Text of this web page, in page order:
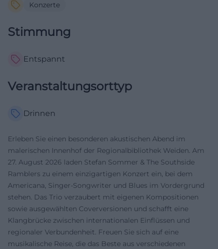
Konzerte
Stimmung
Entspannt
Veranstaltungsorttyp
Drinnen
Erleben Sie einen besonderen akustischen Abend im
malerischen Innenhof der Regionalbibliothek Weiden. Am
27. August 2026 laden Stefan Sommer & The Southside
Ramblers zu einem einzigartigen Konzert ein, bei dem
Americana, Singer-Songwriter und Blues im Vordergrund
stehen. Das Trio verzaubert mit eigenen Kompositionen
sowie ausgewählten Coverversionen und schafft eine
Klangbrücke zwischen internationalen Einflüssen und
regionaler Verbundenheit. Freuen Sie sich auf eine
musikalische Reise, die das Beste aus verschiedenen